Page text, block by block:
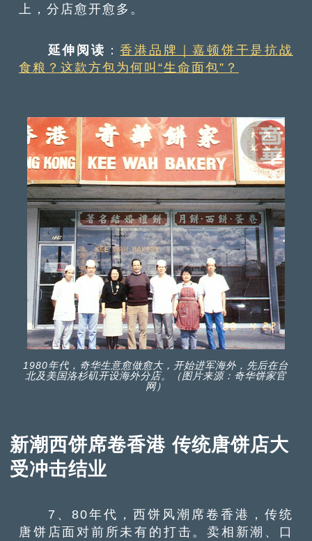
上，分店愈开愈多。
延伸阅读 ：香港品牌｜嘉顿饼干是抗战
食粮？这款方包为何叫“生命面包”？
1980年代，奇华生意愈做愈大，开始进军海外，先后在台
北及美国洛杉矶开设海外分店。（图片来源：奇华饼家官
网）
新潮西饼席卷香港 传统唐饼店大
受冲击结业
7、80年代，西饼风潮席卷香港，传统
唐饼店面对前所未有的打击。卖相新潮、口